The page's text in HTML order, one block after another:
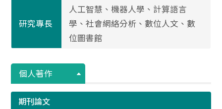
研究專長
人工智慧、機器人學、計算語言
學、社會網絡分析、數位人文、數
位圖書館
個人著作
期刊論文